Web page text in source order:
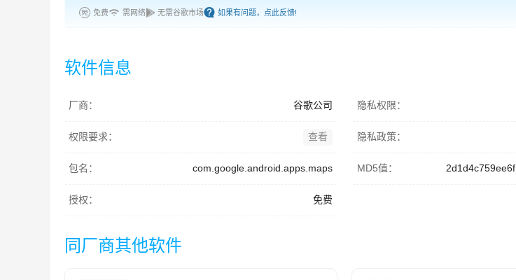
免费 需网络 无需谷歌市场 如果有问题，点此反馈!
软件信息
厂商： 谷歌公司 隐私权限：
权限要求： 查看 隐私政策：
包名： com.google.android.apps.maps MD5值：
授权： 免费
同厂商其他软件